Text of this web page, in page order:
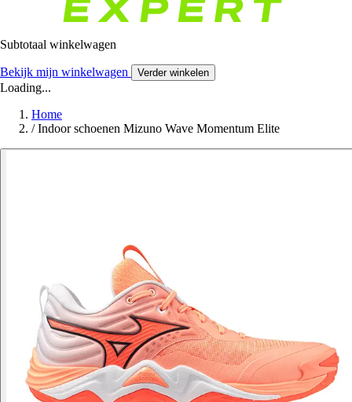
Subtotaal winkelwagen
Bekijk mijn winkelwagen Verder winkelen
Loading...
Home
/ Indoor schoenen Mizuno Wave Momentum Elite